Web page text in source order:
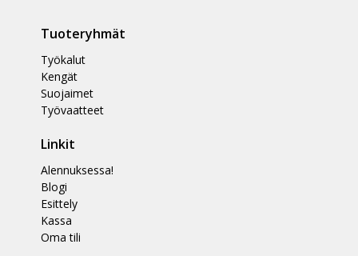
Tuoteryhmät
Työkalut
Kengät
Suojaimet
Työvaatteet
Linkit
Alennuksessa!
Blogi
Esittely
Kassa
Oma tili